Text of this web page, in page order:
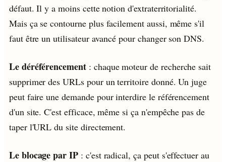
défaut. Il y a moins cette notion d'extraterritorialité.
Mais ça se contourne plus facilement aussi, même s'il
faut être un utilisateur avancé pour changer son DNS.
Le déréférencement: chaque moteur de recherche sait
supprimer des URLs pour un territoire donné. Un juge
peut faire une demande pour interdire le référencement
d'un site. C'est efficace, même si ça n'empêche pas de
taper l'URL du site directement.
Le blocage par IP : c'est radical, ça peut s'effectuer au